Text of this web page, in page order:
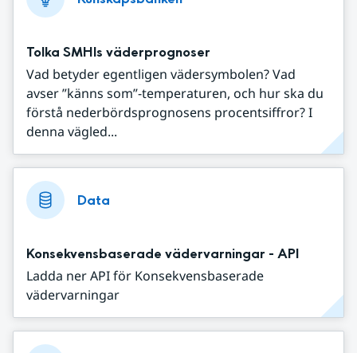
Tolka SMHIs väderprognoser
Vad betyder egentligen vädersymbolen? Vad
avser ”känns som”-temperaturen, och hur ska du
förstå nederbördsprognosens procentsiffror? I
denna vägled...
Data
Konsekvensbaserade vädervarningar - API
Ladda ner API för Konsekvensbaserade
vädervarningar